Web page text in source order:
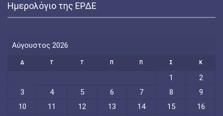
Ημερολόγιο της ΕΡΔΕ
Αύγουστος 2026
Δ Τ Τ Π Π Σ Κ
1
2
3
4 5 6 7 8
9
10
11 12 13 14 15
16